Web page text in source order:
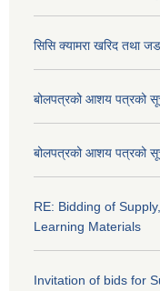
सिसि क्यामरा खरिद तथा
बोलपत्रको आशय पत्रको
बोलपत्रको आशय पत्रको
RE: Bidding of
Learning Materials
Invitation of bids for